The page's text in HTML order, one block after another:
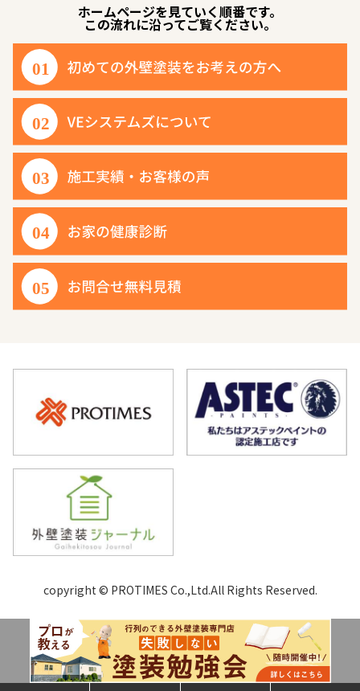
ホームページを見ていく順番です。
この流れに沿ってご覧ください。
copyright © PROTIMES Co.,Ltd.All Rights Reserved.